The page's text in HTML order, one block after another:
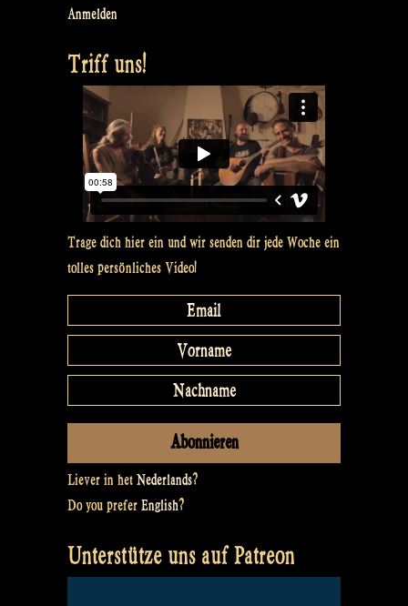
91“
Anmelden
Triff uns!
Trage dich hier ein und wir senden dir jede Woche ein
tolles persönliches Video!
Liever in het Nederlands?
Do you prefer English?
Unterstütze uns auf Patreon